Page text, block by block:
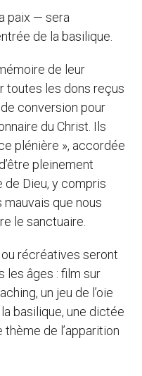
paix — sera
de la basilique.
de leur
toutes les dons reçus
conversion pour
du Christ. Ils
plénière », accordée
pleinement
Dieu, y compris
que nous
le sanctuaire.
récréatives seront
les âges : film sur
un jeu de l’oie
basilique, une dictée
de l’apparition